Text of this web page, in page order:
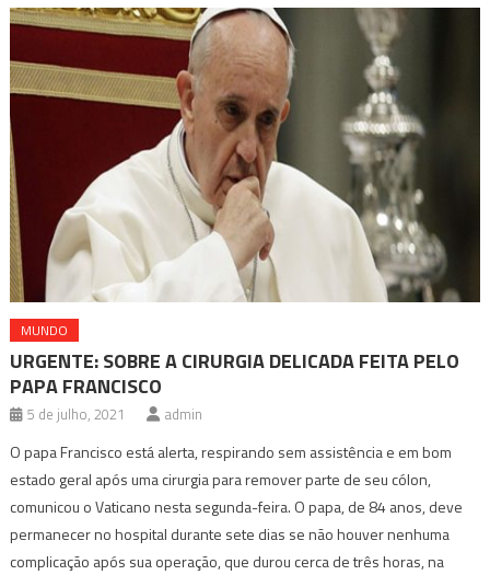
MUNDO
URGENTE: SOBRE A CIRURGIA DELICADA FEITA PELO
PAPA FRANCISCO
5 de julho, 2021 admin
O papa Francisco está alerta, respirando sem assistência e em bom
estado geral após uma cirurgia para remover parte de seu cólon,
comunicou o Vaticano nesta segunda-feira. O papa, de 84 anos, deve
permanecer no hospital durante sete dias se não houver nenhuma
complicação após sua operação, que durou cerca de três horas, na